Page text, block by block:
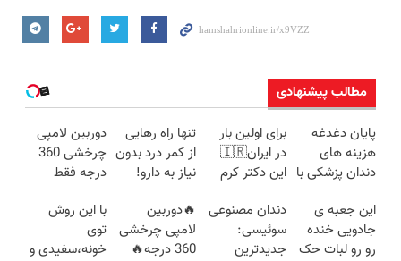
مطالب پیشنهادی
پایان دغدغه
هزینه های
دندان پزشکی با
کننده خانگی
برای اولین بار
در ایران🇮🇷
این دکتر کرم
روزه ساخت!
تنها راه رهایی
از کمر درد بدون
نیاز به دارو!
دوربین لامپی
چرخشی 360
درجه فقط
🔥 پرداخت
درب منزل
این جعبه ی
جادویی خنده
رو رو لبات حک
دندان مصنوعی
سوئیسی:
جدیدترین
🔥دوربین
لامپی چرخشی
360 درجه🔥
با این روش
توی
خونه،سفیدی و